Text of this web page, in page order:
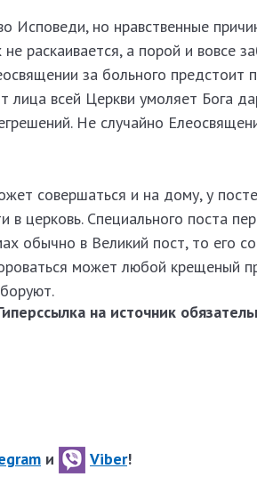
Исповеди, но нравственные
раскаивается, а порой и вовсе
за больного
лица всей Церкви умоляет Бога
Не случайно
совершаться и на дому, у
в церковь. Специального поста
обычно в Великий пост, то его
может любой крещеный
на источник
и Viber!